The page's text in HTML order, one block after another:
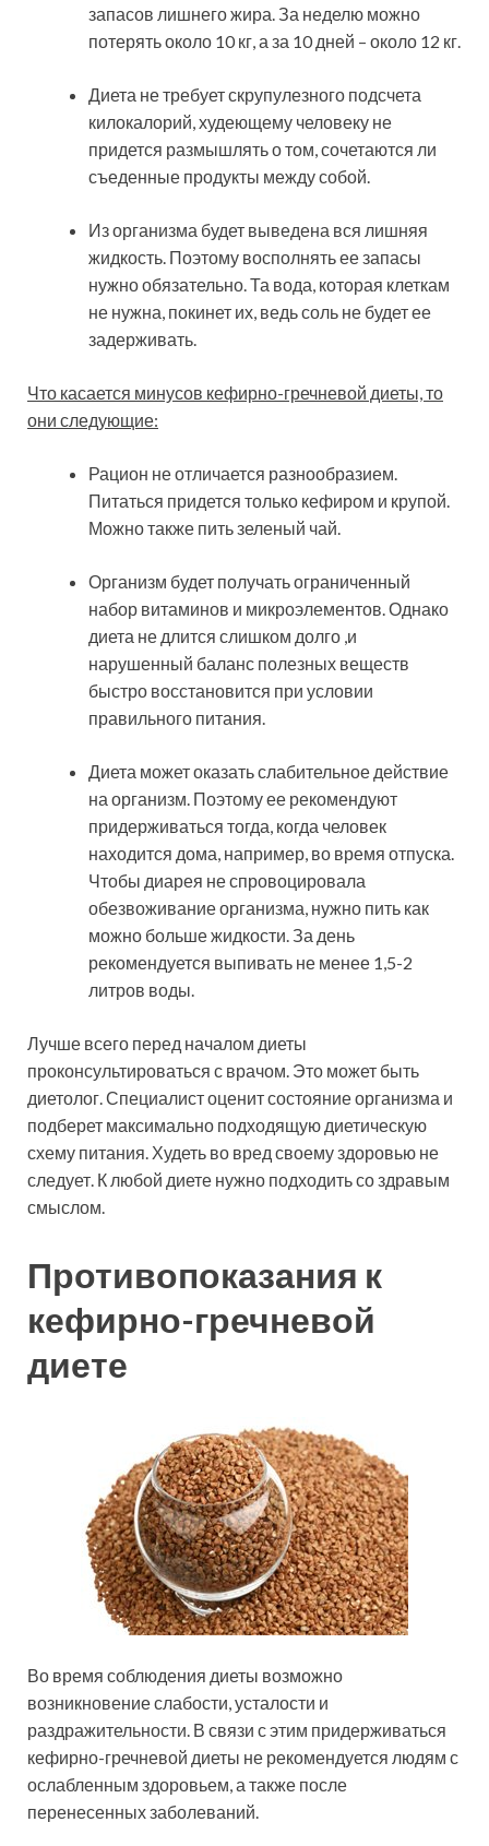
запасов лишнего жира. За неделю можно
потерять около 10 кг, а за 10 дней – около 12 кг.
Диета не требует скрупулезного подсчета
килокалорий, худеющему человеку не
придется размышлять о том, сочетаются ли
съеденные продукты между собой.
Из организма будет выведена вся лишняя
жидкость. Поэтому восполнять ее запасы
нужно обязательно. Та вода, которая клеткам
не нужна, покинет их, ведь соль не будет ее
задерживать.
Что касается минусов кефирно-гречневой диеты, то
они следующие:
Рацион не отличается разнообразием.
Питаться придется только кефиром и крупой.
Можно также пить зеленый чай.
Организм будет получать ограниченный
набор витаминов и микроэлементов. Однако
диета не длится слишком долго ,и
нарушенный баланс полезных веществ
быстро восстановится при условии
правильного питания.
Диета может оказать слабительное действие
на организм. Поэтому ее рекомендуют
придерживаться тогда, когда человек
находится дома, например, во время отпуска.
Чтобы диарея не спровоцировала
обезвоживание организма, нужно пить как
можно больше жидкости. За день
рекомендуется выпивать не менее 1,5-2
литров воды.
Лучше всего перед началом диеты
проконсультироваться с врачом. Это может быть
диетолог. Специалист оценит состояние организма и
подберет максимально подходящую диетическую
схему питания. Худеть во вред своему здоровью не
следует. К любой диете нужно подходить со здравым
смыслом.
Противопоказания к
кефирно-гречневой
диете
Во время соблюдения диеты возможно
возникновение слабости, усталости и
раздражительности. В связи с этим придерживаться
кефирно-гречневой диеты не рекомендуется людям с
ослабленным здоровьем, а также после
перенесенных заболеваний.